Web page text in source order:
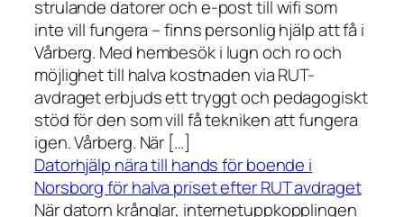
strulande datorer och e-post till wifi som
inte vill fungera – finns personlig hjälp att få i
Vårberg. Med hembesök i lugn och ro och
möjlighet till halva kostnaden via RUT-
avdraget erbjuds ett tryggt och pedagogiskt
stöd för den som vill få tekniken att fungera
igen. Vårberg. När […]
Datorhjälp nära till hands för boende i
Norsborg för halva priset efter RUT avdraget
När datorn krånglar, internetuppkopplingen